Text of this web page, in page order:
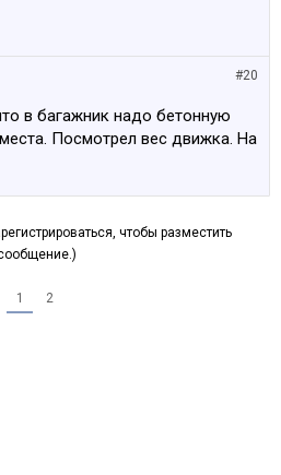
#20
в багажник надо бетонную
Посмотрел вес движка. На
чтобы разместить
1 2